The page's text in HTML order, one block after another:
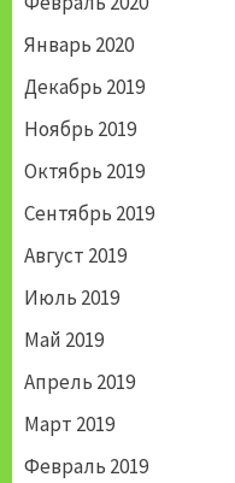
Январь 2020
Декабрь 2019
Ноябрь 2019
Октябрь 2019
Сентябрь 2019
Август 2019
Июль 2019
Май 2019
Апрель 2019
Март 2019
Февраль 2019